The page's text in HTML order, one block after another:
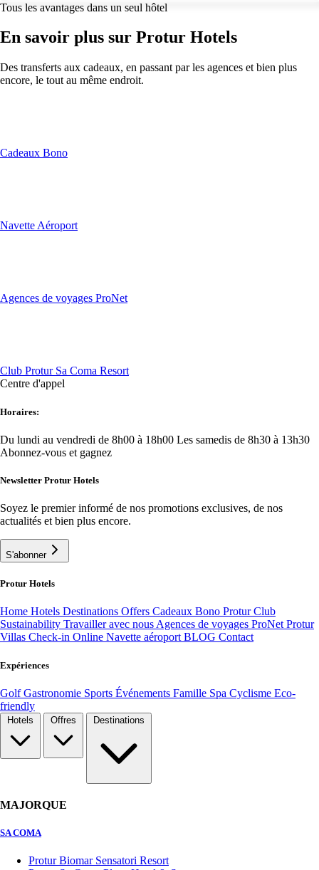
Tous les avantages dans un seul hôtel
En savoir plus sur Protur Hotels
Des transferts aux cadeaux, en passant par les agences et bien plus
encore, le tout au même endroit.
Cadeaux Bono
Navette Aéroport
Agences de voyages ProNet
Club Protur Sa Coma Resort
Centre d'appel
Horaires:
Du lundi au vendredi de 8h00 à 18h00 Les samedis de 8h30 à 13h30
Abonnez-vous et gagnez
Newsletter Protur Hotels
Soyez le premier informé de nos promotions exclusives, de nos
actualités et bien plus encore.
S'abonner
Protur Hotels
Home Hotels Destinations Offers Cadeaux Bono Protur Club
Sustainability Travailler avec nousAgences de voyages ProNetProtur
Villas Check-in Online Navette aéroportBLOG Contact
Expériences
GolfGastronomie Sports Événements Famille Spa Cyclisme Eco-
friendly
MAJORQUE
SA COMA
Protur Biomar Sensatori Resort